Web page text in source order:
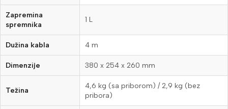
Zapremina
spremnika
1 L
Dužina kabla 4 m
Dimenzije 380 x 254 x 260 mm
Težina
4,6 kg (sa priborom) / 2,9 kg (bez
pribora)